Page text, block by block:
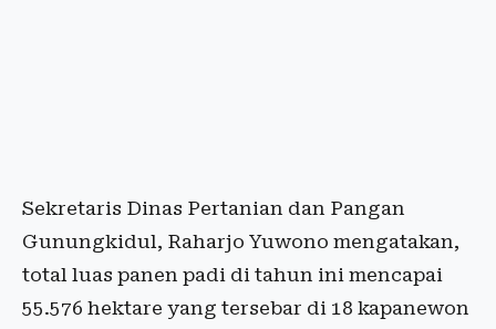
Sekretaris Dinas Pertanian dan Pangan
Gunungkidul, Raharjo Yuwono mengatakan,
total luas panen padi di tahun ini mencapai
55.576 hektare yang tersebar di 18 kapanewon